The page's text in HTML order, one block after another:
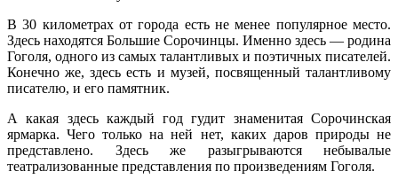
В 30 километрах от города есть не менее популярное место.
Здесь находятся Большие Сорочинцы. Именно здесь — родина
Гоголя, одного из самых талантливых и поэтичных писателей.
Конечно же, здесь есть и музей, посвященный талантливому
писателю, и его памятник.
А какая здесь каждый год гудит знаменитая Сорочинская
ярмарка. Чего только на ней нет, каких даров природы не
представлено. Здесь же разыгрываются небывалые
театрализованные представления по произведениям Гоголя.